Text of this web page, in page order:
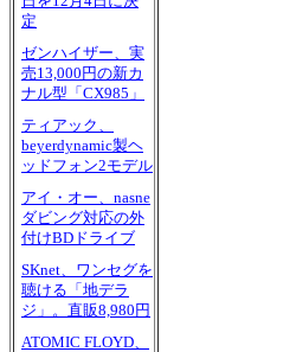
定
ゼンハイザー、実
売13,000円の新カ
ナル型「CX985」
ティアック、
beyerdynamic製ヘ
ッドフォン2モデル
アイ・オー、nasne
ダビング対応の外
付けBDドライブ
SKnet、ワンセグを
聴ける「地デラ
ジ」。直販8,980円
ATOMIC FLOYD、